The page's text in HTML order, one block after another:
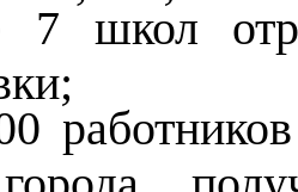
7 школ